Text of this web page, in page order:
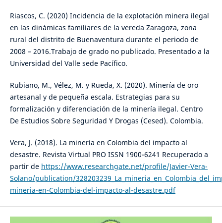
Riascos, C. (2020) Incidencia de la explotación minera ilegal
en las dinámicas familiares de la vereda Zaragoza, zona
rural del distrito de Buenaventura durante el periodo de
2008 – 2016.Trabajo de grado no publicado. Presentado a la
Universidad del Valle sede Pacífico.
Rubiano, M., Vélez, M. y Rueda, X. (2020). Minería de oro
artesanal y de pequeña escala. Estrategias para su
formalización y diferenciación de la minería ilegal. Centro
De Estudios Sobre Seguridad Y Drogas (Cesed). Colombia.
Vera, J. (2018). La minería en Colombia del impacto al
desastre. Revista Virtual PRO ISSN 1900-6241 Recuperado a
partir de https://www.researchgate.net/profile/Javier-Vera-
Solano/publication/
mineria-en-Colombia-del-impacto-al-desastre.pdf